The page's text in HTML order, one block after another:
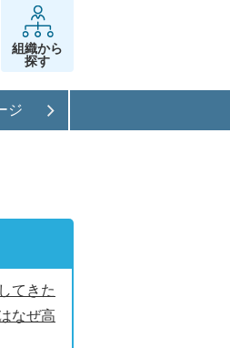
組織から
探す
ジ
てきた
なぜ高